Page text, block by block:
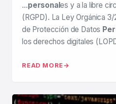
…personales y a la libre
(RGPD). La Ley Orgánica
de Protección de Datos
los derechos digitales
READ MORE